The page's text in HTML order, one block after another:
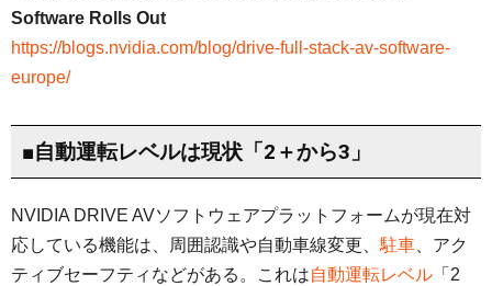
Software Rolls Out
https://blogs.nvidia.com/blog/drive-full-stack-av-software-
europe/
■自動運転レベルは現状「2＋から3」
NVIDIA DRIVE AVソフトウェアプラットフォームが現在対
応している機能は、周囲認識や自動車線変更、 駐車 、アク
ティブセーフティなどがある。これは自動運転レベル 「2